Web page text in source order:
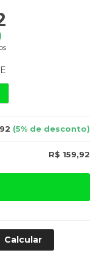
(5% de desconto)
R$ 159,92
Calcular